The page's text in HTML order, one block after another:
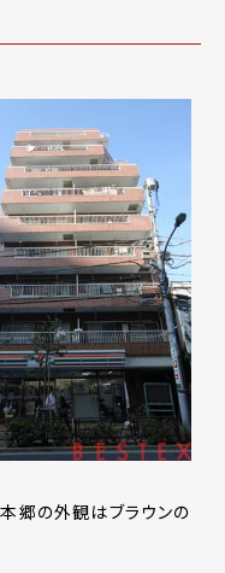
郷の外観はブラウンの